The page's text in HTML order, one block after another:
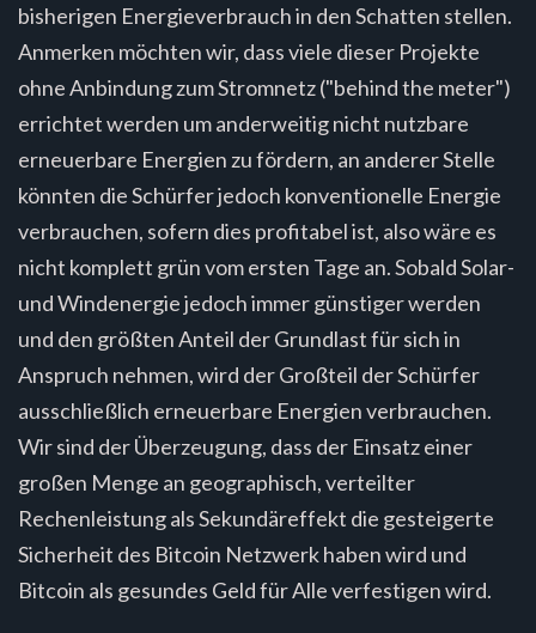
bisherigen Energieverbrauch in den Schatten stellen.
Anmerken möchten wir, dass viele dieser Projekte
ohne Anbindung zum Stromnetz ("behind the meter")
errichtet werden um anderweitig nicht nutzbare
erneuerbare Energien zu fördern, an anderer Stelle
könnten die Schürfer jedoch konventionelle Energie
verbrauchen, sofern dies profitabel ist, also wäre es
nicht komplett grün vom ersten Tage an. Sobald Solar-
und Windenergie jedoch immer günstiger werden
und den größten Anteil der Grundlast für sich in
Anspruch nehmen, wird der Großteil der Schürfer
ausschließlich erneuerbare Energien verbrauchen.
Wir sind der Überzeugung, dass der Einsatz einer
großen Menge an geographisch, verteilter
Rechenleistung als Sekundäreffekt die gesteigerte
Sicherheit des Bitcoin Netzwerk haben wird und
Bitcoin als gesundes Geld für Alle verfestigen wird.